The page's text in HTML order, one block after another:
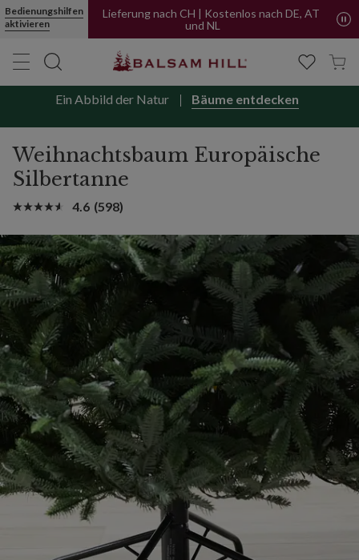
Bedienungshilfen
aktivieren
Lieferung nach CH | Kostenlos nach DE, AT
Jetzt kaufen, später bezahlen mit PayPal
Ein Abbild der Natur Bäume entdecken
Weihnachtsbaum Europäische
Silbertanne
4.6 (598)